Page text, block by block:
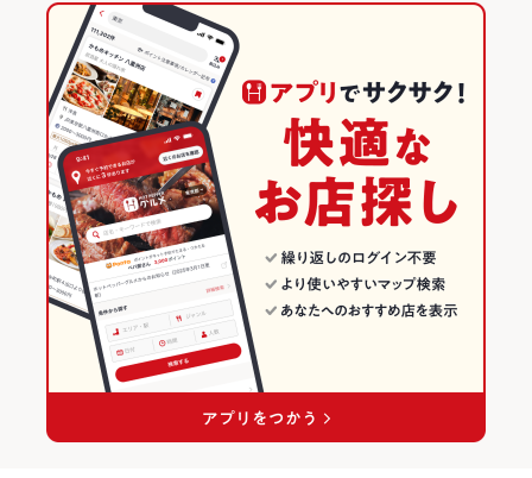
あり ：牛太といえば食べ放題！
お子様連れ
お子様連れ歓迎 ：ファミリーで焼肉！お得な食べ放題コースも
有り！
ウェディン
グパーティ
ー二次会
－
－
兵庫 × 焼肉
加古川のグルメランキング
加古川の焼肉・ホルモンランキング
加古川駅のグルメランキング
加古川駅の焼肉・ホルモンランキング